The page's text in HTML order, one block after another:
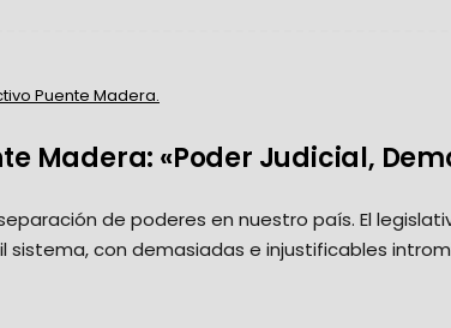
Puente Madera.
Madera: «Poder Judicial,
de poderes en nuestro país. El
sistema, con demasiadas e injustificables